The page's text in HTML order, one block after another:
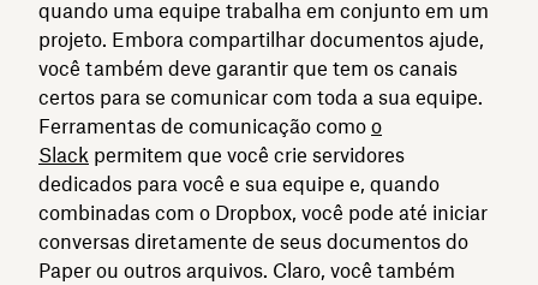
quando uma equipe trabalha em conjunto em um
projeto. Embora compartilhar documentos ajude,
você também deve garantir que tem os canais
certos para se comunicar com toda a sua equipe.
Ferramentas de comunicação como o
Slack permitem que você crie servidores
dedicados para você e sua equipe e, quando
combinadas com o Dropbox, você pode até iniciar
conversas diretamente de seus documentos do
Paper ou outros arquivos. Claro, você também